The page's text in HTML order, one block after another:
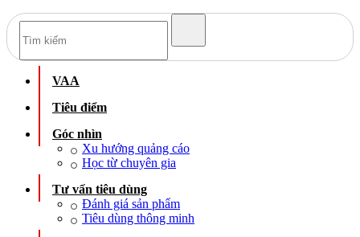
VAA
Tiêu điểm
Góc nhìn
Xu hướng quảng cáo
Học từ chuyên gia
Tư vấn tiêu dùng
Đánh giá sản phẩm
Tiêu dùng thông minh